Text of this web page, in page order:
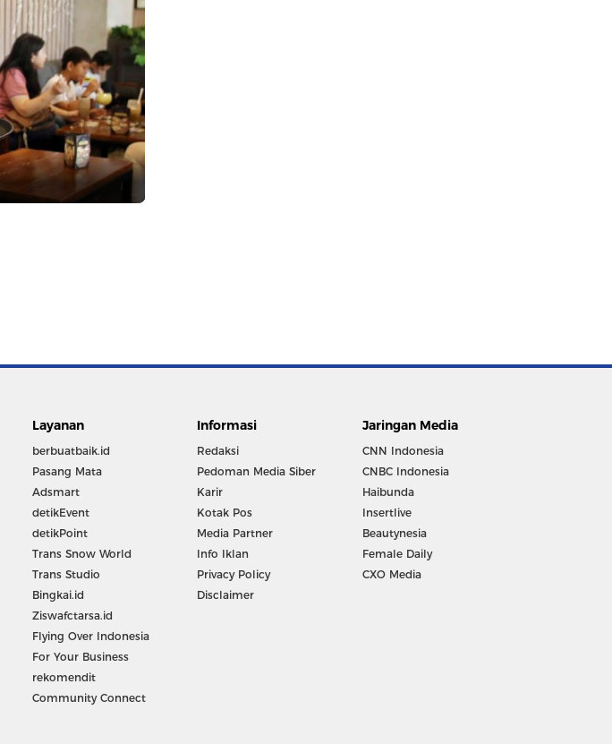
Layanan
berbuatbaik.id
Pasang Mata
Adsmart
detikEvent
detikPoint
Trans Snow World
Trans Studio
Bingkai.id
Ziswafctarsa.id
Flying Over Indonesia
For Your Business
rekomendit
Community Connect
Informasi
Redaksi
Pedoman Media Siber
Karir
Kotak Pos
Media Partner
Info Iklan
Privacy Policy
Disclaimer
Jaringan Media
CNN Indonesia
CNBC Indonesia
Haibunda
Insertlive
Beautynesia
Female Daily
CXO Media